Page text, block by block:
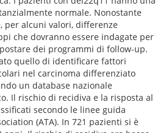
normale. Nonostante
per alcuni valori, differenze
che dovranno essere indagate per
dei programmi di follow-up.
quello di identificare fattori
nel carcinoma differenziato
un database nazionale
Il rischio di recidiva e la risposta al
secondo le linee guida
(ATA). In 721 pazienti si è